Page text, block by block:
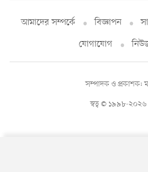
আমাদের সম্পর্কে বিজ্ঞাপন
যোগাযোগ
স্বত্ব © ১৯৯৮-
সম্পাদক ও প্রকাশক: